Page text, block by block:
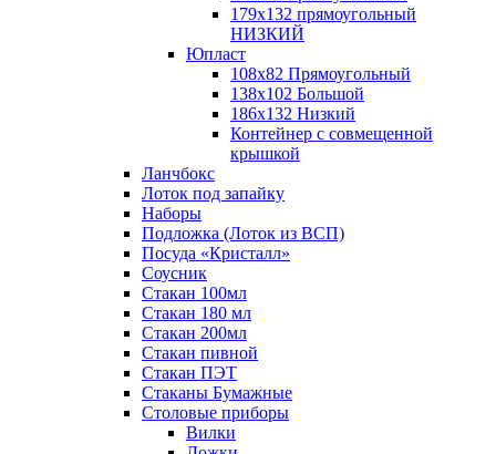
179х132 прямоугольный
НИЗКИЙ
Юпласт
108х82 Прямоугольный
138х102 Большой
186х132 Низкий
Контейнер с совмещенной
крышкой
Ланчбокс
Лоток под запайку
Наборы
Подложка (Лоток из ВСП)
Посуда «Кристалл»
Соусник
Стакан 100мл
Стакан 180 мл
Стакан 200мл
Стакан пивной
Стакан ПЭТ
Стаканы Бумажные
Столовые приборы
Вилки